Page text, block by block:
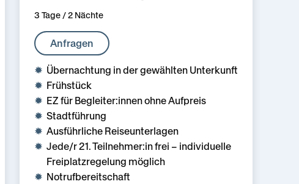
3 Tage / 2 Nächte
Anfragen
Übernachtung in der gewählten Unterkunft
Frühstück
EZ für Begleiter:innen ohne Aufpreis
Stadtführung
Ausführliche Reiseunterlagen
Jede/r 21. Teilnehmer:in frei – individuelle
Freiplatzregelung möglich
Notrufbereitschaft